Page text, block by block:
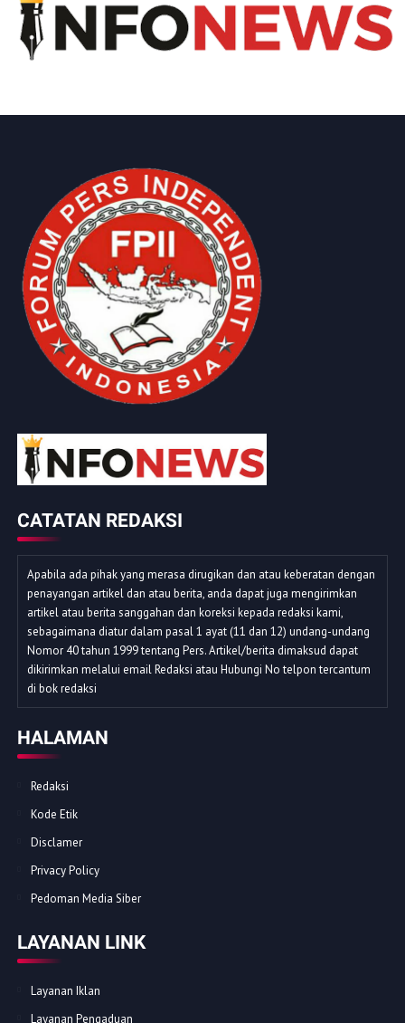
CATATAN REDAKSI
Apabila ada pihak yang merasa dirugikan dan atau keberatan dengan
penayangan artikel dan atau berita, anda dapat juga mengirimkan
artikel atau berita sanggahan dan koreksi kepada redaksi kami,
sebagaimana diatur dalam pasal 1 ayat (11 dan 12) undang-undang
Nomor 40 tahun 1999 tentang Pers. Artikel/berita dimaksud dapat
dikirimkan melalui email Redaksi atau Hubungi No telpon tercantum
di bok redaksi
HALAMAN
Redaksi
Kode Etik
Disclamer
Privacy Policy
Pedoman Media Siber
LAYANAN LINK
Layanan Iklan
Layanan Pengaduan